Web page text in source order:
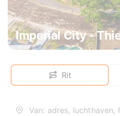
Imperial City -
Rit
Van: adres, luchthaven,